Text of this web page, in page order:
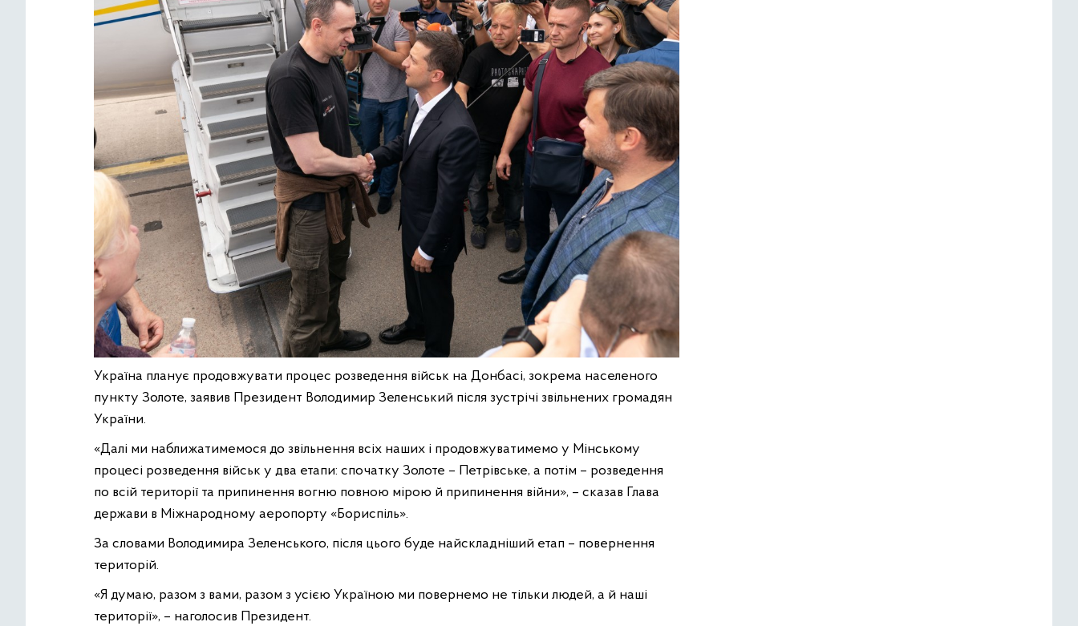
Україна планує продовжувати процес розведення військ на Донбасі, зокрема населеного
пункту Золоте, заявив Президент Володимир Зеленський після зустрічі звільнених громадян
України.
«Далі ми наближатимемося до звільнення всіх наших і продовжуватимемо у Мінському
процесі розведення військ у два етапи: спочатку Золоте – Петрівське, а потім – розведення
по всій території та припинення вогню повною мірою й припинення війни», – сказав Глава
держави в Міжнародному аеропорту «Бориспіль».
За словами Володимира Зеленського, після цього буде найскладніший етап – повернення
територій.
«Я думаю, разом з вами, разом з усією Україною ми повернемо не тільки людей, а й наші
території», – наголосив Президент.